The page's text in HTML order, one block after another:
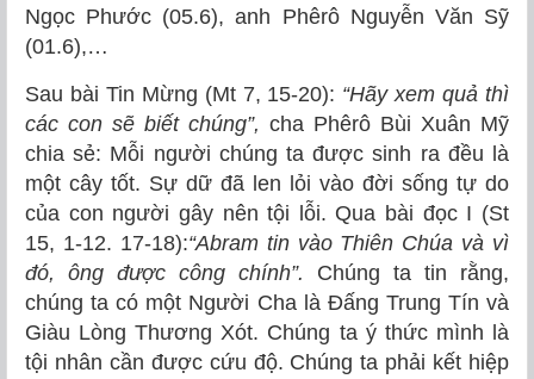
Ngọc Phước (05.6), anh Phêrô Nguyễn Văn Sỹ
(01.6),…
Sau bài Tin Mừng (Mt 7, 15-20): “Hãy xem quả thì
các con sẽ biết chúng”, cha Phêrô Bùi Xuân Mỹ
chia sẻ: Mỗi người chúng ta được sinh ra đều là
một cây tốt. Sự dữ đã len lỏi vào đời sống tự do
của con người gây nên tội lỗi. Qua bài đọc I (St
15, 1-12. 17-18):“Abram tin vào Thiên Chúa và vì
đó, ông được công chính”.
Chúng ta tin rằng,
chúng ta có một Người Cha là Đấng Trung Tín và
Giàu Lòng Thương Xót. Chúng ta ý thức mình là
tội nhân cần được cứu độ. Chúng ta phải kết hiệp